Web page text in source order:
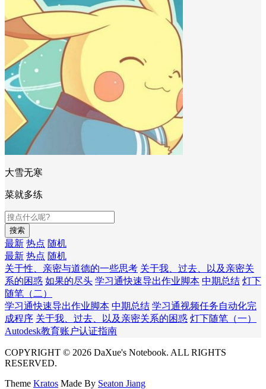
大雪无寒
菜就多练
搜索
最新 热点 随机
最新 热点 随机
关于性、亲密与道德的一些思考 关于我、过去、以及亲密关
系的困惑 如果的尽头 学习通快速导出作业脚本 中期总结 灯下
随笔（二）
学习通快速导出作业脚本 中期总结 学习通视频任务自动化完
成程序 关于我、过去、以及亲密关系的困惑 灯下随笔（一）
Autodesk教育账户认证指南
COPYRIGHT © 2026 DaXue's Notebook. ALL RIGHTS
RESERVED.
Theme Kratos Made By Seaton Jiang